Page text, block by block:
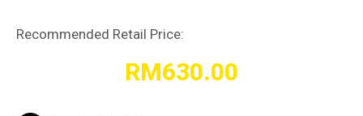
Recommended Retail Price:
RM630.00